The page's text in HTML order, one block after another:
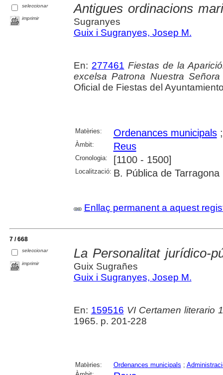
seleccionar
imprimir
Antigues ordinacions
Sugranyes
Guix i Sugranyes, Josep M.
En: 277461 Fiestas de la
excelsa Patrona Nuestra
Oficial de Fiestas del
Matèries: Ordenances municipals
Àmbit: Reus
Cronologia: [1100 - 1500]
Localització: B. Pública de Tarragona
Enllaç permanent a aquest
7 / 668
seleccionar
imprimir
La Personalitat jurídico-
Guix Sugrañes
Guix i Sugranyes, Josep M.
En: 159516 VI Certamen literario
1965. p. 201-228
Matèries: Ordenances municipals ;